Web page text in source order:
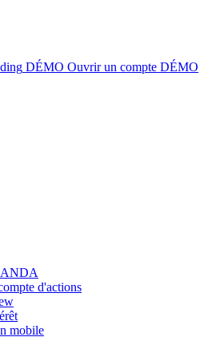
DÉMO Ouvrir un compte DÉMO
d'actions
mobile